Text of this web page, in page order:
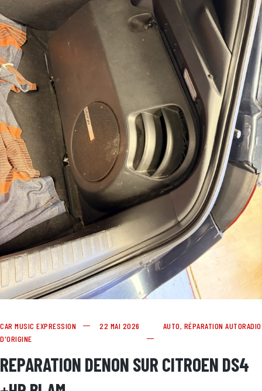
CAR MUSIC EXPRESSION 22 MAI 2026 AUTO, RÉPARATION AUTORADIO
D'ORIGINE
REPARATION DENON SUR CITROEN DS4